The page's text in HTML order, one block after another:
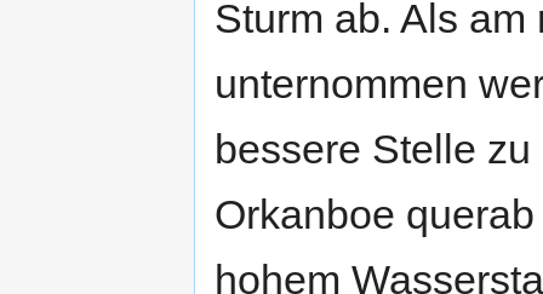
Sturm ab. Als am
unternommen
bessere Stelle
Orkanboe
hohem